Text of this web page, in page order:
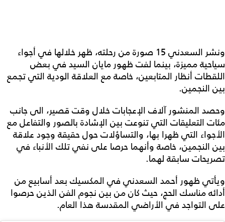
ونشر السعدني 15 صورة من رحلته، ظهر خلالها في أجواء
سياحية مميزة، بينما لفت ظهور مايان السيد في بعض
اللقطات أنظار المتابعين، خاصة مع العلاقة الودية التي تجمع
بين النجمين.
وحصد المنشور آلاف الإعجابات خلال وقت قصير، الى جانب
مئات التعليقات التي تنوعت بين الإشادة بالصور والتفاعل مع
الأجواء التي ظهرا بها، والتساؤلات حول حقيقة وجود علاقة
بين النجمين، خاصة وأنهما حرصا على نفي تلك الأنباء في
تصريحات سابقة لهما.
ويأتي ظهور أحمد السعدني في المكسيك بعد أسابيع من
أدائه مناسك الحج، حيث كان من بين نجوم الفن الذين حرصوا
على التواجد في الأراضي المقدسة هذا العام.